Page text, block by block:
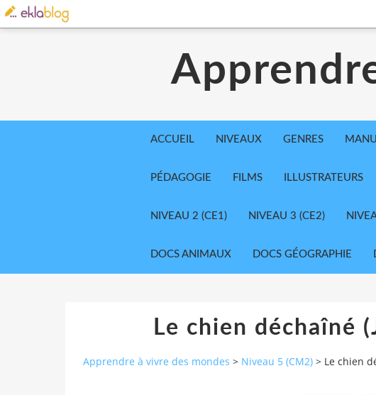
ACCUEIL NIVEAUX GENRES
PÉDAGOGIE FILMS ILLUSTRATEURS
NIVEAU 2 (CE1) NIVEAU 3 (CE2)
DOCS ANIMAUX DOCS GÉOGRAPHIE
Le chien déchaîné
Apprendre à vivre des mondes > Niveau 5 (CM2) > Le chien